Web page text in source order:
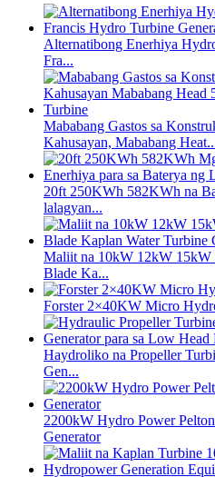
Alternatibong Enerhiya
Fra...
Mababang Gastos sa
Kahusayan, Mababang
20ft 250KWh 582KWh na
lalagyan...
Maliit na 10kW 12kW
Blade Ka...
Forster 2×40KW Micro
Haydroliko na Propeller
Gen...
2200kW Hydro Power
Generator